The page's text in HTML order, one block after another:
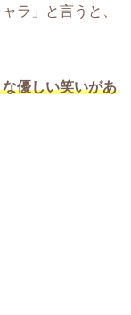
ラ」と言うと、
優しい笑いがあ